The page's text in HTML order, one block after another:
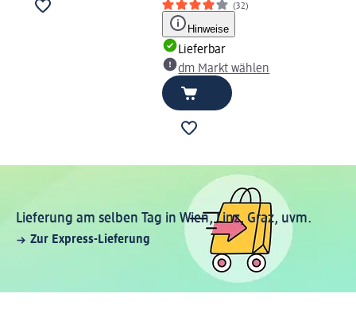
(32)
Hinweise
Lieferbar
dm Markt wählen
Lieferung am selben Tag in Wien, Linz, Graz, uvm.
Zur Express-Lieferung